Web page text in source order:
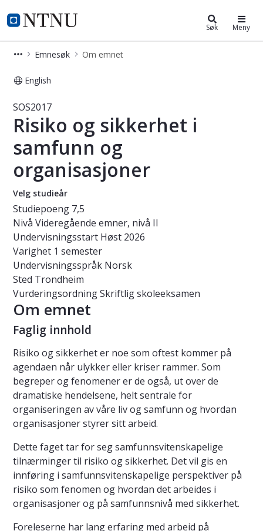
NTNU Hjemmeside
Studier Søk Meny
Emnesøk Om emnet
English
Emne - Risiko og sikkerhet i
SOS2017
Risiko og sikkerhet i
samfunn og
organisasjoner
Velg studieår
Studiepoeng 7,5
Nivå Videregående emner, nivå II
Undervisningsstart Høst 2026
Varighet 1 semester
Undervisningsspråk Norsk
Sted Trondheim
VurderingsordningSkriftlig skoleeksamen
Om emnet
Faglig innhold
Risiko og sikkerhet er noe som oftest kommer på
agendaen når ulykker eller kriser rammer. Som
begreper og fenomener er de også, ut over de
dramatiske hendelsene, helt sentrale for
organiseringen av våre liv og samfunn og hvordan
organisasjoner styrer sitt arbeid.
Dette faget tar for seg samfunnsvitenskapelige
tilnærminger til risiko og sikkerhet. Det vil gis en
innføring i samfunnsvitenskapelige perspektiver på
risiko som fenomen og hvordan det arbeides i
organisasjoner og på samfunnsnivå med sikkerhet.
Foreleserne har lang erfaring med arbeid på